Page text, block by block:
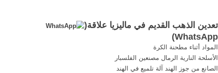
تعدين الذهب القديم في ماليزيا علاقة(
WhatsApp
)
المواد أثناء مطحنة الكرة
الأسلحة النارية الرمال مصنعين الفلسبار
الصانع من جوز الهند آلة تلميع في الهند